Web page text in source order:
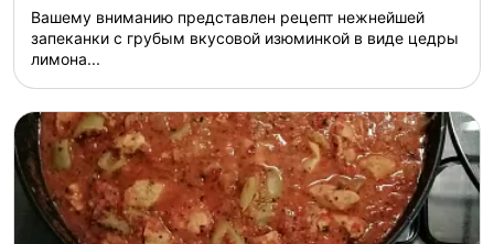
Вашему вниманию представлен рецепт нежнейшей
запеканки с грубым вкусовой изюминкой в виде цедры
лимона...